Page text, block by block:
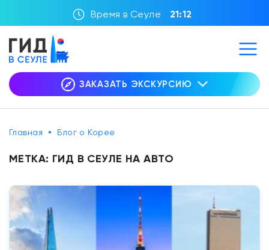
Время в Сеуле 21:12
ЗАКАЗАТЬ ЭКСКУРСИЮ
Главная Блог о Корее
МЕТКА: ГИД В СЕУЛЕ НА АВТО